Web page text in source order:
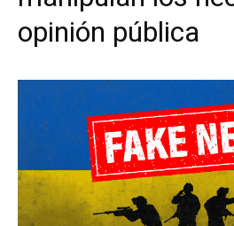
opinión pública